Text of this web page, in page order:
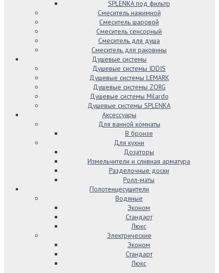
SPLENKA под фильтр
Смеситель нажимной
Смеситель шаровой
Смеситель сенсорный
Смеситель для душа
Смеситель для раковины
Душевые системы
Душевые системы IDDIS
Душевые системы LEMARK
Душевые системы ZORG
Душевые системы Milardo
Душевые системы SPLENKA
Аксессуары
Для ванной комнаты
В бронзе
Для кухни
Дозаторы
Измельчители и сливная арматура
Разделочные доски
Ролл-маты
Полотенцесушители
Водяные
Эконом
Стандарт
Люкс
Электрические
Эконом
Стандарт
Люкс